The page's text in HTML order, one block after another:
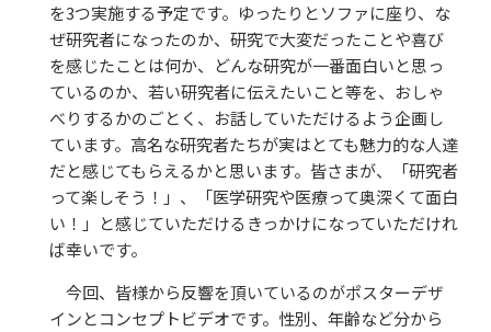
を3つ実施する予定です。ゆったりとソファに座り、な
ぜ研究者になったのか、研究で大変だったことや喜び
を感じたことは何か、どんな研究が一番面白いと思っ
ているのか、若い研究者に伝えたいこと等を、おしゃ
べりするかのごとく、お話していただけるよう企画し
ています。高名な研究者たちが実はとても魅力的な人達
だと感じてもらえるかと思います。皆さまが、「研究者
って楽しそう！」、「医学研究や医療って奥深くて面白
い！」と感じていただけるきっかけになっていただけれ
ば幸いです。
今回、皆様から反響を頂いているのがポスターデザ
インとコンセプトビデオです。性別、年齢など分から